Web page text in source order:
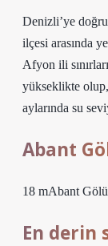
Denizli’ye
ilçesi arasında
Afyon ili
yükseklikte
aylarında su
Abant
18 mAbant
En derin